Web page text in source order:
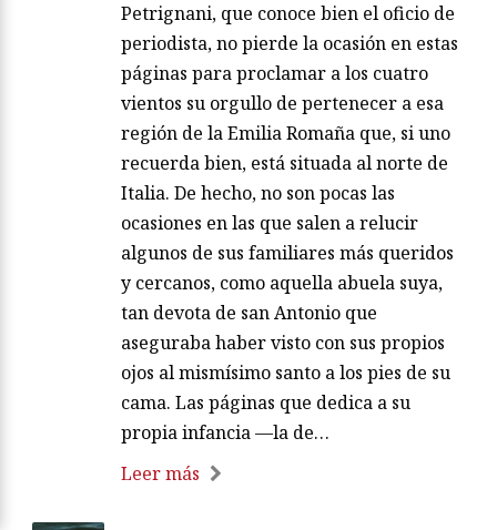
Petrignani, que conoce bien el oficio de
periodista, no pierde la ocasión en estas
páginas para proclamar a los cuatro
vientos su orgullo de pertenecer a esa
región de la Emilia Romaña que, si uno
recuerda bien, está situada al norte de
Italia. De hecho, no son pocas las
ocasiones en las que salen a relucir
algunos de sus familiares más queridos
y cercanos, como aquella abuela suya,
tan devota de san Antonio que
aseguraba haber visto con sus propios
ojos al mismísimo santo a los pies de su
cama. Las páginas que dedica a su
propia infancia —la de…
Leer más